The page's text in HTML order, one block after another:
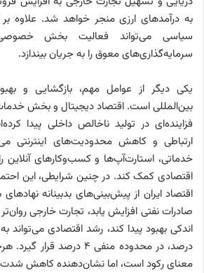
به درآمدهای ارزی منجر خواهد شد. علاوه
سیاسی می‌تواند فعالیت بخش
سرمایه‌گذاری‌های معوق را به جریان بیندازد.
یکی دیگر از عوامل مهم، بازگشایی و
بین‌المللی است. اقتصاد دیجیتال و بخش
فزاینده‌ای در تولید ناخالص داخلی پیدا
ارتباطی و کاهش محدودیت‌های اینترنتی
خدماتی، استارت‌آپ‌ها و کسب‌وکارهای آنلاین
اقتصادی کمک کند. در چنین شرایطی، این
اقتصاد ایران از پیش‌بینی‌های بدبینانه نهادهای
صادرات نفتی افزایش یابد، تجارت خارجی
درصد، در محدوده منفی ۴
معنای رکود است، اما نشان‌دهنده کاهش شدت